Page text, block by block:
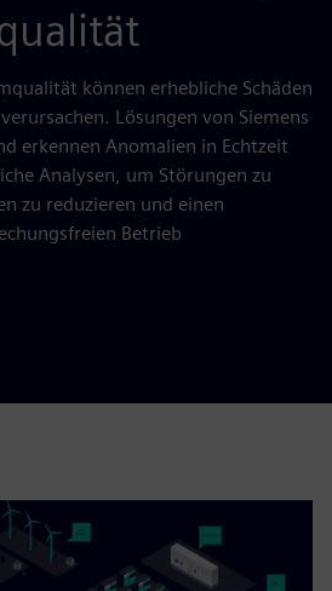
können erhebliche Schäden
Lösungen von Siemens
erkennen Anomalien in Echtzeit
Analysen, um Störungen zu
zu reduzieren und einen
Betrieb